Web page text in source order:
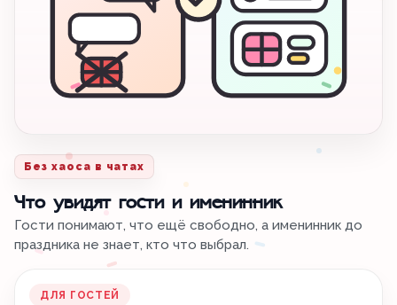
Без хаоса в чатах
Что увидят гости и именинник
Гости понимают, что ещё свободно, а именинник до
праздника не знает, кто что выбрал.
ДЛЯ ГОСТЕЙ